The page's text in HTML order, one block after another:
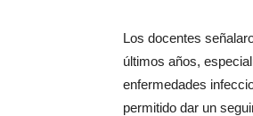
Los docentes
últimos años,
enfermedades
permitido dar un